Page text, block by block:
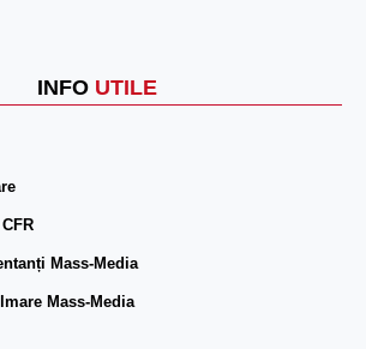
INFO UTILE
Mass-Media
Mass-Media